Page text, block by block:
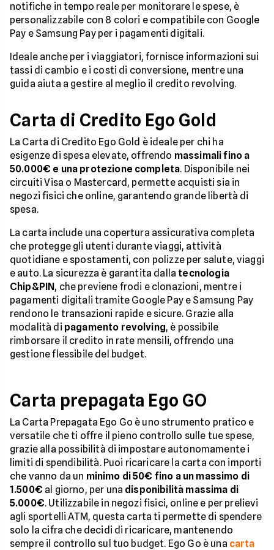
notifiche in tempo reale per monitorare le spese, è
personalizzabile con 8 colori e compatibile con Google
Pay e Samsung Pay per i pagamenti digitali.
Ideale anche per i viaggiatori, fornisce informazioni sui
tassi di cambio e i costi di conversione, mentre una
guida aiuta a gestire al meglio il credito revolving.
Carta di Credito Ego Gold
La Carta di Credito Ego Gold è ideale per chi ha
esigenze di spesa elevate, offrendo massimali fino a
50.000€ e una protezione completa. Disponibile nei
circuiti Visa o Mastercard, permette acquisti sia in
negozi fisici che online, garantendo grande libertà di
spesa.
La carta include una copertura assicurativa completa
che protegge gli utenti durante viaggi, attività
quotidiane e spostamenti, con polizze per salute, viaggi
e auto. La sicurezza è garantita dalla tecnologia
Chip&PIN, che previene frodi e clonazioni, mentre i
pagamenti digitali tramite Google Pay e Samsung Pay
rendono le transazioni rapide e sicure. Grazie alla
modalità di pagamento revolving, è possibile
rimborsare il credito in rate mensili, offrendo una
gestione flessibile del budget.
Carta prepagata Ego GO
La Carta Prepagata Ego Go è uno strumento pratico e
versatile che ti offre il pieno controllo sulle tue spese,
grazie alla possibilità di impostare autonomamente i
limiti di spendibilità. Puoi ricaricare la carta con importi
che vanno da un minimo di 50€ fino a un massimo di
1.500€ al giorno, per una disponibilità massima di
5.000€. Utilizzabile in negozi fisici, online e per prelievi
agli sportelli ATM, questa carta ti permette di spendere
solo la cifra che decidi di ricaricare, mantenendo
sempre il controllo sul tuo budget. Ego Go è una carta